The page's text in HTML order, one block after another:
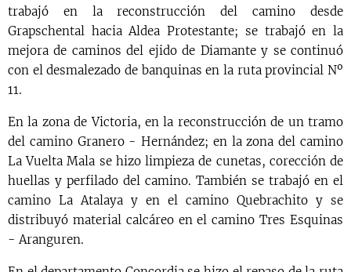
trabajó en la reconstrucción del camino desde
Grapschental hacia Aldea Protestante; se trabajó en la
mejora de caminos del ejido de Diamante y se continuó
con el desmalezado de banquinas en la ruta provincial Nº
11.
En la zona de Victoria, en la reconstrucción de un tramo
del camino Granero - Hernández; en la zona del camino
La Vuelta Mala se hizo limpieza de cunetas, corección de
huellas y perfilado del camino. También se trabajó en el
camino La Atalaya y en el camino Quebrachito y se
distribuyó material calcáreo en el camino Tres Esquinas
- Aranguren.